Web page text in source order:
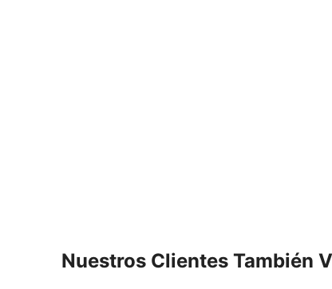
Nuestros Clientes También